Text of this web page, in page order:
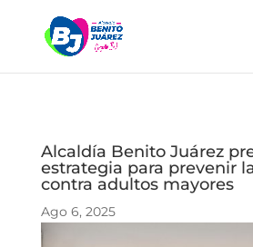
Alcaldía Benito Juárez
estrategia para prevenir
contra adultos mayores
Ago 6, 2025